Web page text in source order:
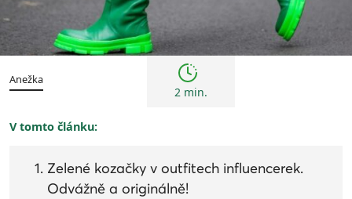
Anežka
2 min.
V tomto článku:
Zelené kozačky v outfitech influencerek.
Odvážně a originálně!